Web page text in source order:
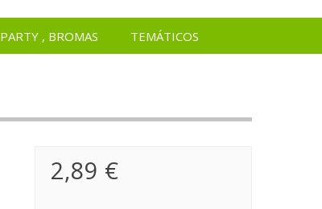
PARTY , BROMAS TEMÁTICOS
2,89 €